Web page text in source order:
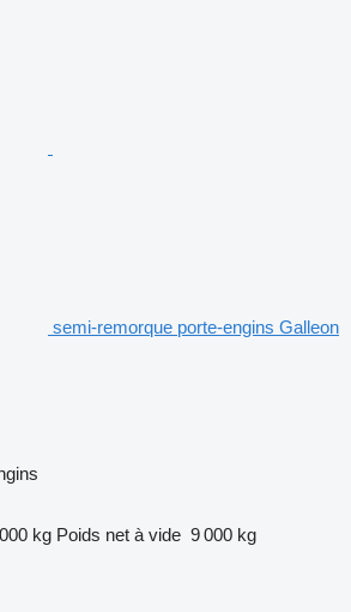
semi-remorque porte-engins Galleon
kg Poids net à vide 9 000 kg